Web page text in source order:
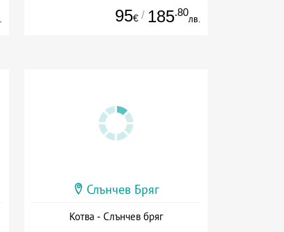
95€ / 185.80
лв.
Слънчев Бряг
Котва - Слънчев бряг